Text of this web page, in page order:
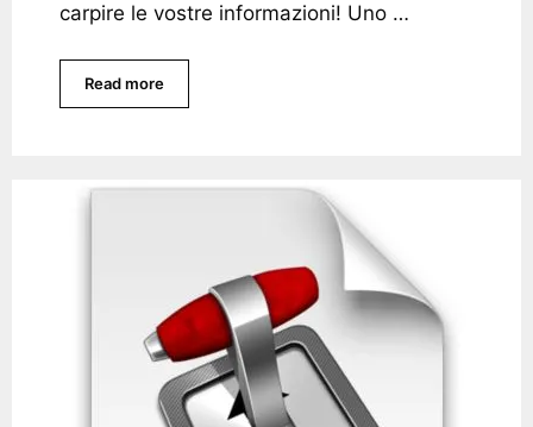
carpire le vostre informazioni! Uno …
Read more